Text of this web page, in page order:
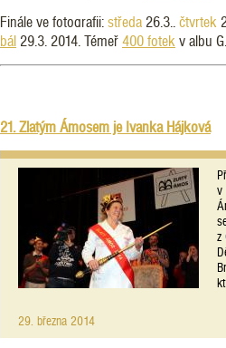
Finále ve fotografii:středa 26.3.,čtvrtek
bál 29.3. 2014. Témeř400 fotekv albu
21. Zlatým Ámosem je Ivanka Hájková
v
z
29. března 2014